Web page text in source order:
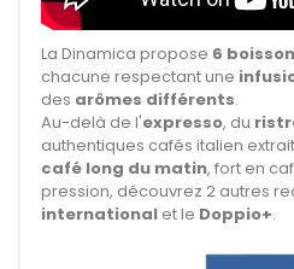
La Dinamica propose 6
chacune respectant une
des arômes différents.
Au-delà de l'expresso, du
authentiques cafés italien
café long du matin, fort en
pression, découvrez 2 autres
international et le Doppio+.